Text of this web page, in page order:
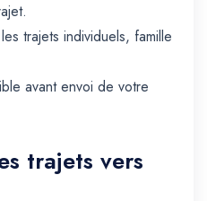
trajets individuels, famille
avant envoi de votre
trajets vers